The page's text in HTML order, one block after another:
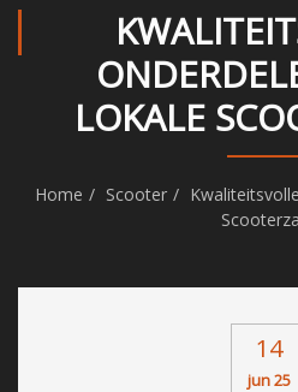
LOKALE
Home Scooter
14
jun 25